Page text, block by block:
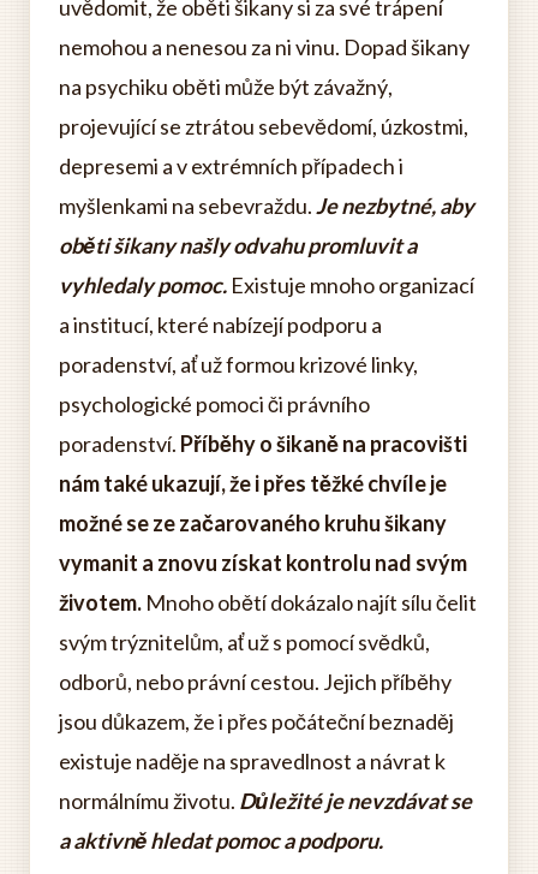
uvědomit, že oběti šikany si za své trápení
nemohou a nenesou za ni vinu. Dopad šikany
na psychiku oběti může být závažný,
projevující se ztrátou sebevědomí, úzkostmi,
depresemi a v extrémních případech i
myšlenkami na sebevraždu.Je nezbytné, aby
oběti šikany našly odvahu promluvit a
vyhledaly pomoc. Existuje mnoho organizací
a institucí, které nabízejí podporu a
poradenství, ať už formou krizové linky,
psychologické pomoci či právního
poradenství. Příběhy o šikaně na pracovišti
nám také ukazují, že i přes těžké chvíle je
možné se ze začarovaného kruhu šikany
vymanit a znovu získat kontrolu nad svým
životem. Mnoho obětí dokázalo najít sílu čelit
svým trýznitelům, ať už s pomocí svědků,
odborů, nebo právní cestou. Jejich příběhy
jsou důkazem, že i přes počáteční beznaděj
existuje naděje na spravedlnost a návrat k
normálnímu životu. Důležité je nevzdávat se
a aktivně hledat pomoc a podporu.